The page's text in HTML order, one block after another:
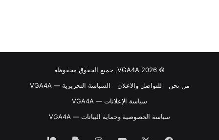
© VGA4A 2026, جميع الحقوق محفوظة
من نحن
للتواصل والاعلان
السياسة التحريرية — VGA4A
سياسة الإعلانات — VGA4A
سياسة الخصوصية وحماية البيانات — VGA4A